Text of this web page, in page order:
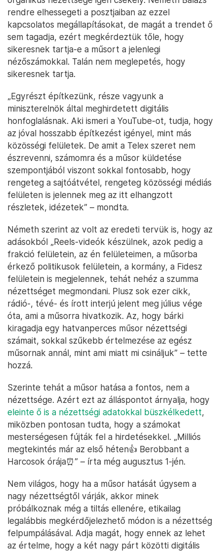
rendre elhessegeti a posztjaiban az ezzel
kapcsolatos megállapításokat, de magát a trendet ő
sem tagadja, ezért megkérdeztük tőle, hogy
sikeresnek tartja-e a műsort a jelenlegi
nézőszámokkal. Talán nem meglepetés, hogy
sikeresnek tartja.
„Egyrészt építkezünk, része vagyunk a
miniszterelnök által meghirdetett digitális
honfoglalásnak. Aki ismeri a YouTube-ot, tudja, hogy
az jóval hosszabb építkezést igényel, mint más
közösségi felületek. De amit a Telex szeret nem
észrevenni, számomra és a műsor küldetése
szempontjából viszont sokkal fontosabb, hogy
rengeteg a sajtóátvétel, rengeteg közösségi médiás
felületen is jelennek meg az itt elhangzott
részletek, idézetek” – mondta.
Németh szerint az volt az eredeti tervük is, hogy az
adásokból „Reels-videók készülnek, azok pedig a
frakció felületein, az én felületeimen, a műsorba
érkező politikusok felületein, a kormány, a Fidesz
felületein is megjelennek, tehát nehéz a szumma
nézettséget megmondani. Plusz sok ezer cikk,
rádió-, tévé- és írott interjú jelent meg július vége
óta, ami a műsorra hivatkozik. Az, hogy bárki
kiragadja egy hatvanperces műsor nézettségi
számait, sokkal szűkebb értelmezése az egész
műsornak annál, mint ami miatt mi csináljuk” – tette
hozzá.
Szerinte tehát a műsor hatása a fontos, nem a
nézettsége. Azért ezt az álláspontot árnyalja, hogy
eleinte ő is a nézettségi adatokkal büszkélkedett,
miközben pontosan tudta, hogy a számokat
mesterségesen fújták fel a hirdetésekkel. „Milliós
megtekintés már az első héten👍 Berobbant a
Harcosok órája⏰” – írta még augusztus 1-jén.
Nem világos, hogy ha a műsor hatását úgysem a
nagy nézettségtől várják, akkor minek
próbálkoznak még a tiltás ellenére, etikailag
legalábbis megkérdőjelezhető módon is a nézettség
felpumpálásával. Adja magát, hogy ennek az lehet
az értelme, hogy a két nagy párt közötti digitális